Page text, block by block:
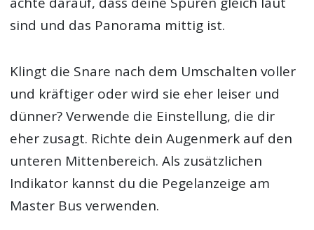
sind und das Panorama mittig ist.
Klingt die Snare nach dem Umschalten voller
und kräftiger oder wird sie eher leiser und
dünner? Verwende die Einstellung, die dir
eher zusagt. Richte dein Augenmerk auf den
unteren Mittenbereich. Als zusätzlichen
Indikator kannst du die Pegelanzeige am
Master Bus verwenden.